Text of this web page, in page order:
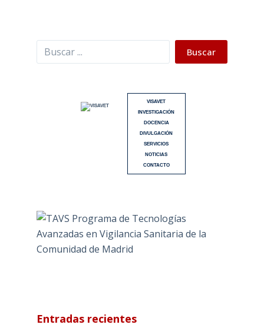
Buscar Buscar
VISAVET
INVESTIGACIÓN
DOCENCIA
DIVULGACIÓN
SERVICIOS
NOTICIAS
CONTACTO
Entradas recientes